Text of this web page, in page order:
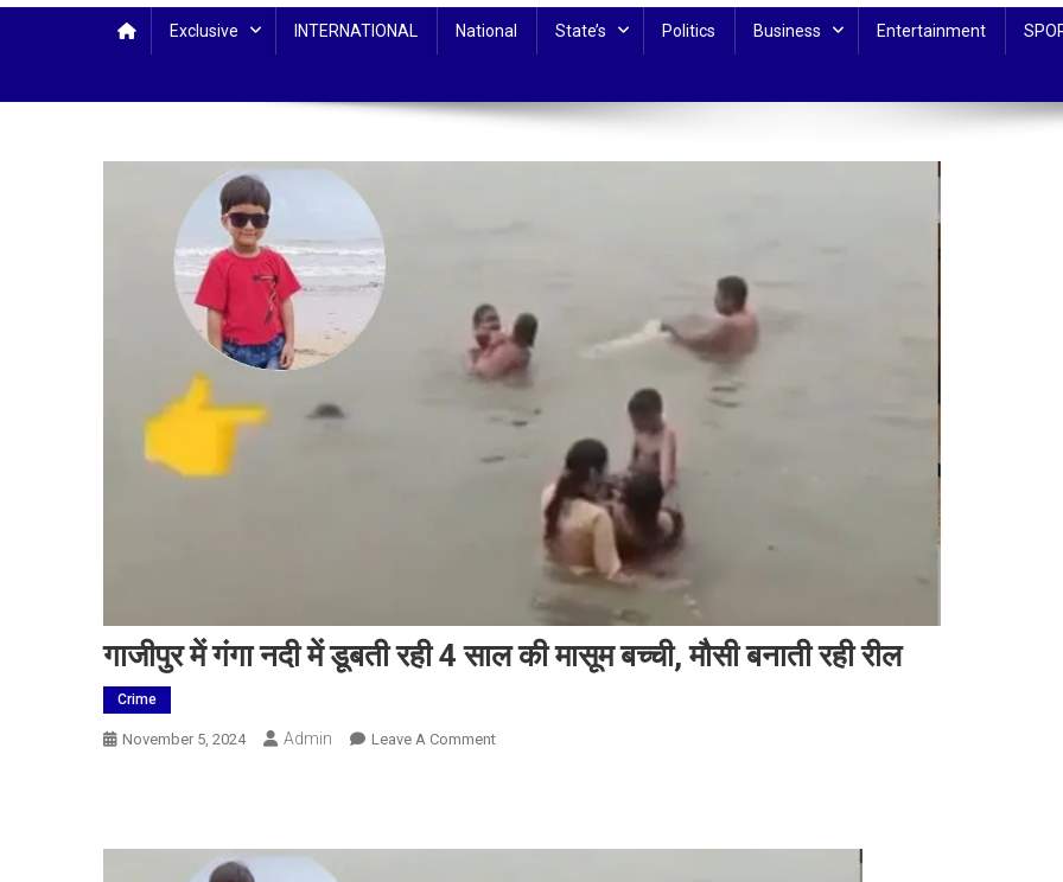
Exclusive INTERNATIONAL National State’s Politics Business Entertainment
गाजीपुर में गंगा नदी में डूबती रही 4 साल की मासूम बच्ची, मौसी बनाती रही रील
Crime
November 5, 2024 Admin Leave A CommentOn
नदी